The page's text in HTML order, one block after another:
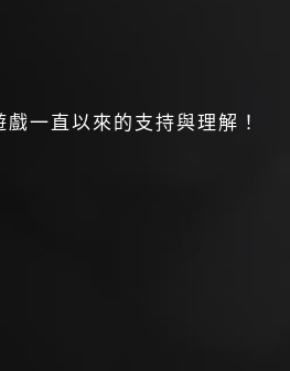
一直以來的支持與理解！